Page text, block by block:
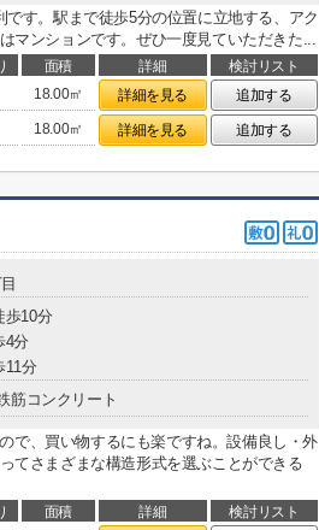
す。駅まで徒歩5分の位置に立地する、アク
マンションです。ぜひ一度見ていただきた...
面積 詳細
検討リスト
18.00㎡ 詳細を見る
追加する
18.00㎡ 詳細を見る 追加する
歩10分
4分
11分
筋コンクリート
で、買い物するにも楽ですね。設備良し・外
てさまざまな構造形式を選ぶことができる
面積 詳細
検討リスト